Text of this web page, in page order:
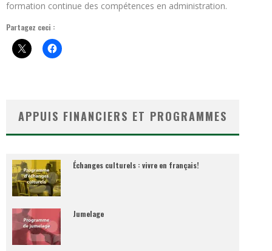
formation continue des compétences en administration.
Partagez ceci :
APPUIS FINANCIERS ET PROGRAMMES
Échanges culturels : vivre en français!
Jumelage